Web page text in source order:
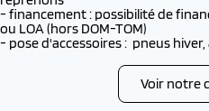
- financement : possibilité de
ou LOA (hors DOM-TOM)
- pose d'accessoires : pneus hiver,
Voir notre